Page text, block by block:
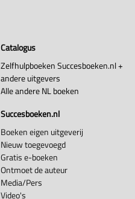
Catalogus
Zelfhulpboeken Succesboeken.nl +
andere uitgevers
Alle andere NL boeken
Succesboeken.nl
Boeken eigen uitgeverij
Nieuw toegevoegd
Gratis e-boeken
Ontmoet de auteur
Media/Pers
Video's